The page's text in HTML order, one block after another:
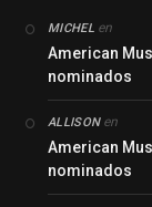
MICHELen
American
nominados
ALLISONen
American
nominados